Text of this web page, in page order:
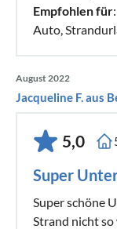
Empfohlen für
Auto,
August 2022
Jacqueline F. aus
5,0
Super
Super schöne
Strand nicht so